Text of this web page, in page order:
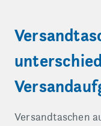
Versandtaschen